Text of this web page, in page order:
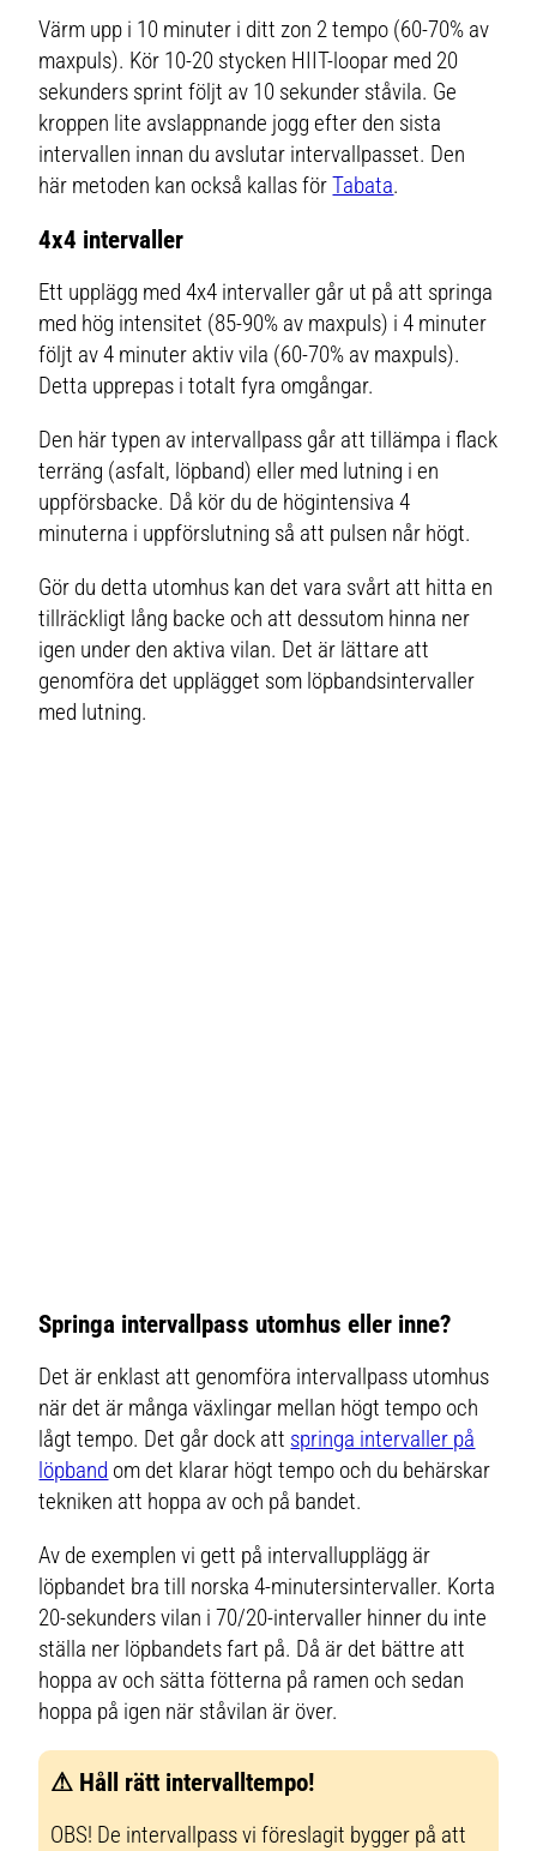
Värm upp i 10 minuter i ditt zon 2 tempo (60-70% av
maxpuls). Kör 10-20 stycken HIIT-loopar med 20
sekunders sprint följt av 10 sekunder ståvila. Ge
kroppen lite avslappnande jogg efter den sista
intervallen innan du avslutar intervallpasset. Den
här metoden kan också kallas förTabata.
4x4 intervaller
Ett upplägg med 4x4 intervaller går ut på att springa
med hög intensitet (85-90% av maxpuls) i 4 minuter
följt av 4 minuter aktiv vila (60-70% av maxpuls).
Detta upprepas i totalt fyra omgångar.
Den här typen av intervallpass går att tillämpa i flack
terräng (asfalt, löpband) eller med lutning i en
uppförsbacke. Då kör du de högintensiva 4
minuterna i uppförslutning så att pulsen når högt.
Gör du detta utomhus kan det vara svårt att hitta en
tillräckligt lång backe och att dessutom hinna ner
igen under den aktiva vilan. Det är lättare att
genomföra det upplägget som löpbandsintervaller
med lutning.
Springa intervallpass utomhus eller inne?
Det är enklast att genomföra intervallpass utomhus
när det är många växlingar mellan högt tempo och
lågt tempo. Det går dock att springa intervaller på
löpband om det klarar högt tempo och du behärskar
tekniken att hoppa av och på bandet.
Av de exemplen vi gett på intervallupplägg är
löpbandet bra till norska 4-minutersintervaller. Korta
20-sekunders vilan i 70/20-intervaller hinner du inte
ställa ner löpbandets fart på. Då är det bättre att
hoppa av och sätta fötterna på ramen och sedan
hoppa på igen när ståvilan är över.
⚠ Håll rätt intervalltempo!
OBS! De intervallpass vi föreslagit bygger på att